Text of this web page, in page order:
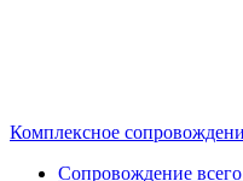
Комплексное
Сопровождение